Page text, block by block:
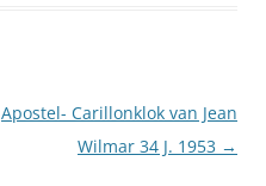
Apostel- Carillonklok van Jean
Wilmar 34 J. 1953 →